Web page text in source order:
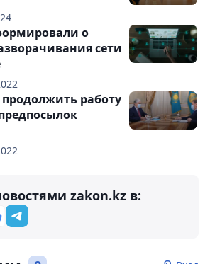
о
сети
работу
zakon.kz в: